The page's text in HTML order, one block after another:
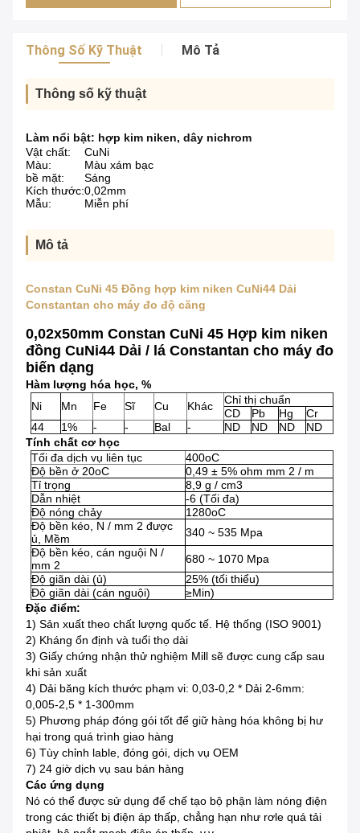
Thông Số Kỹ Thuật Mô Tả
Thông số kỹ thuật
Làm nổi bật: hợp kim niken, dây nichrom
Vật chất:
CuNi
Màu:
Màu xám bạc
bề mặt:
Sáng
Kích thước:0,02mm
Mẫu:
Miễn phí
Mô tả
Constan CuNi 45 Đồng hợp kim niken CuNi44 Dải
Constantan cho máy đo độ căng
0,02x50mm Constan CuNi 45 Hợp kim niken
đồng CuNi44 Dải / lá Constantan cho máy đo
biến dạng
Hàm lượng hóa học, %
Ni
Mn Fe Sĩ Cu Khác
Chỉ thị chuẩn
CD
Pb Hg
Cr
44
1% - - Bal - ND ND ND
ND
Tính chất cơ học
Tối đa dịch vụ liên tục
400oC
Độ bền ở 20oC
0,49 ± 5% ohm mm 2 / m
Tỉ trọng
8,9 g / cm3
Dẫn nhiệt
-6 (Tối đa)
Độ nóng chảy
1280oC
Độ bền kéo, N / mm 2 được
ủ, Mềm
340 ~ 535 Mpa
Độ bền kéo, cán nguội N /
mm 2
680 ~ 1070 Mpa
Độ giãn dài (ủ)
25% (tối thiểu)
Độ giãn dài (cán nguội)
≥Min)
Đặc điểm:
1) Sản xuất theo chất lượng quốc tế. Hệ thống (ISO 9001)
2) Kháng ổn định và tuổi thọ dài
3) Giấy chứng nhận thử nghiệm Mill sẽ được cung cấp sau
khi sản xuất
4) Dải băng kích thước phạm vi: 0,03-0,2 * Dải 2-6mm:
0,005-2,5 * 1-300mm
5) Phương pháp đóng gói tốt để giữ hàng hóa không bị hư
hại trong quá trình giao hàng
6) Tùy chỉnh lable, đóng gói, dịch vụ OEM
7) 24 giờ dịch vụ sau bán hàng
Các ứng dụng
Nó có thể được sử dụng để chế tạo bộ phận làm nóng điện
trong các thiết bị điện áp thấp, chẳng hạn như rơle quá tải